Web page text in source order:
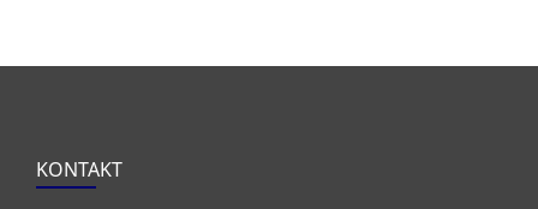
KONTAKT